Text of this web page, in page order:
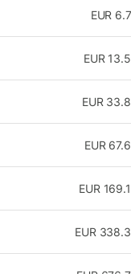
EUR
EUR
EUR
EUR
EUR
EUR